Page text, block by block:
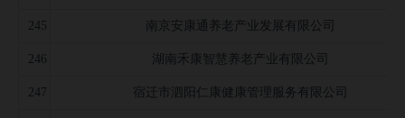
245 南京安康通养老产业发展有限公司
246 湖南禾康智慧养老产业有限公司
247 宿迁市泗阳仁康健康管理服务有限公司